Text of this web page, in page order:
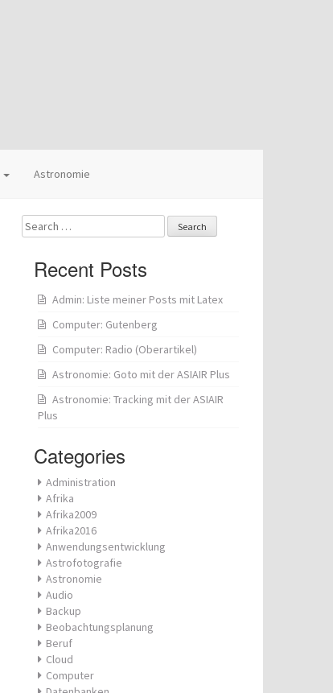
Astronomie
Search
for:
Recent Posts
Admin: Liste meiner Posts mit Latex
Computer: Gutenberg
Computer: Radio (Oberartikel)
Astronomie: Goto mit der ASIAIR Plus
Astronomie: Tracking mit der ASIAIR
Plus
Categories
Administration
Afrika
Afrika2009
Afrika2016
Anwendungsentwicklung
Astrofotografie
Astronomie
Audio
Backup
Beobachtungsplanung
Beruf
Cloud
Computer